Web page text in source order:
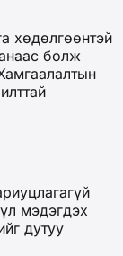
хөдөлгөөнтэй
болж
мэдэгдэх
дутуу